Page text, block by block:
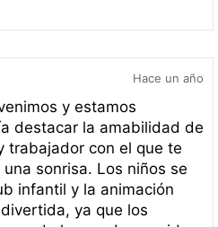
Hace un año
y estamos
destacar la amabilidad de
trabajador con el que te
sonrisa. Los niños se
infantil y la animación
ya que los